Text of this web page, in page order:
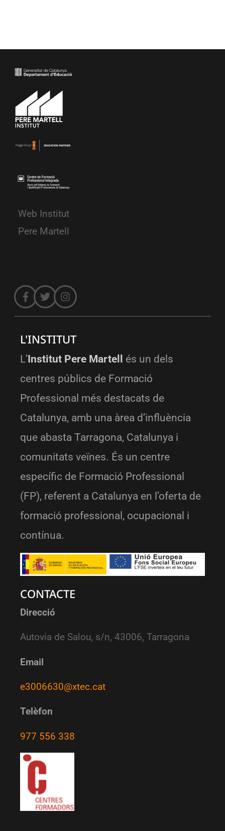
Web Institut
Pere Martell
L'INSTITUT
L’Institut Pere Martell
és un dels
centres públics de Formació
Professional més destacats de
Catalunya, amb una àrea d’influència
que abasta Tarragona, Catalunya i
comunitats veïnes. És un centre
específic de Formació Professional
(FP), referent a Catalunya en l’oferta de
formació professional, ocupacional i
contínua.
CONTACTE
Direcció
Autovia de Salou, s/n, 43006, Tarragona
Email
e3006630@xtec.cat
Telèfon
977 556 338